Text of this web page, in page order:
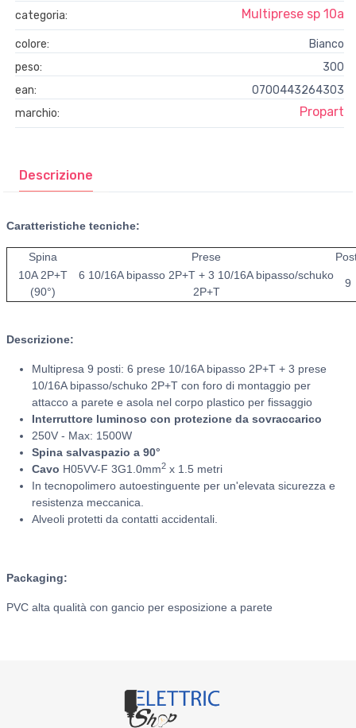
categoria:
Multiprese sp 10a
colore:
Bianco
peso:
300
ean:
0700443264303
marchio:
Propart
Descrizione
Caratteristiche tecniche:
Spina Prese
10A 2P+T
(90°)
6 10/16A bipasso 2P+T + 3 10/16A bipasso/schuko
2P+T
9
Descrizione:
Multipresa 9 posti: 6 prese 10/16A bipasso 2P+T + 3 prese
10/16A bipasso/schuko 2P+T con foro di montaggio per
attacco a parete e asola nel corpo plastico per fissaggio
Interruttore luminoso con protezione da sovraccarico
250V - Max: 1500W
Spina salvaspazio a 90°
Cavo H05VV-F 3G1.0mm2 x 1.5 metri
In tecnopolimero autoestinguente per un'elevata sicurezza e
resistenza meccanica.
Alveoli protetti da contatti accidentali.
Packaging:
PVC alta qualità con gancio per esposizione a parete